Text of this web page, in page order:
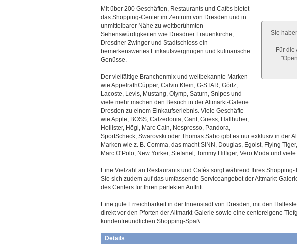
Sie
Für die
Mit über 200 Geschäften, Restaurants und Cafés bietet
das Shopping-Center im Zentrum von Dresden und in
unmittelbarer Nähe zu weltberühmten
Sehenswürdigkeiten wie Dresdner Frauenkirche,
Dresdner Zwinger und Stadtschloss ein
bemerkenswertes Einkaufsvergnügen und kulinarische
Genüsse.
Der vielfältige Branchenmix und weltbekannte Marken
wie AppelrathCüpper, Calvin Klein, G-STAR, Görtz,
Lacoste, Levis, Mustang, Olymp, Saturn, Snipes und
viele mehr machen den Besuch in der Altmarkt-Galerie
Dresden zu einem Einkaufserlebnis. Viele Geschäfte
wie Apple, BOSS, Calzedonia, Gant, Guess, Hallhuber,
Hollister, Högl, Marc Cain, Nespresso, Pandora,
SportScheck, Swarovski oder Thomas Sabo gibt es nur exklusiv in der
Marken wie z. B. Comma, das macht SINN, Douglas, Egoist, Flying
Marc O‘Polo, New Yorker, Stefanel, Tommy Hilfiger, Vero Moda und
Eine Vielzahl an Restaurants und Cafés sorgt während Ihres
Sie sich zudem auf das umfassende Serviceangebot der Altmarkt-
des Centers für Ihren perfekten Auftritt.
Eine gute Erreichbarkeit in der Innenstadt von Dresden, mit den
direkt vor den Pforten der Altmarkt-Galerie sowie eine centereigene
kundenfreundlichen Shopping-Spaß.
Details